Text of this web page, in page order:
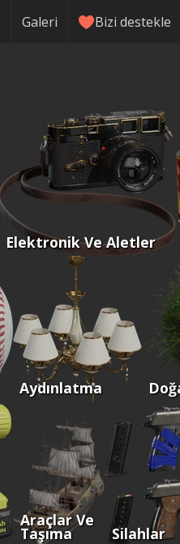
Galeri Bizi destekle
Elektronik Ve Aletler
Aydınlatma
Araçlar Ve
Taşıma Silahlar